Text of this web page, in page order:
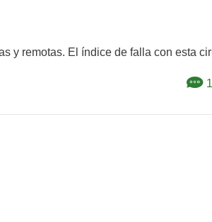
y remotas. El índice de falla con esta